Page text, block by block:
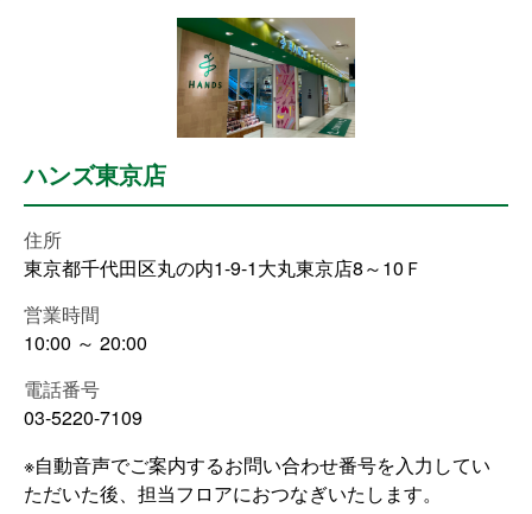
ハンズ東京店
住所
東京都千代田区丸の内1-9-1大丸東京店8～10Ｆ
営業時間
10:00 ～ 20:00
電話番号
03-5220-7109
※自動音声でご案内するお問い合わせ番号を入力してい
ただいた後、担当フロアにおつなぎいたします。